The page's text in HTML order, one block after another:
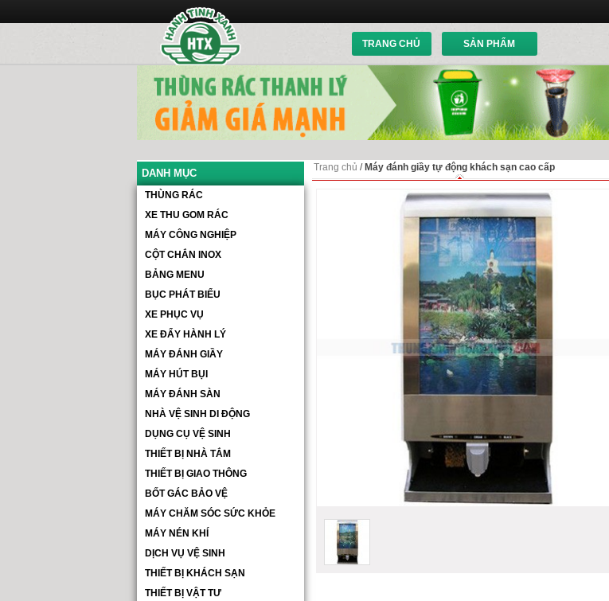
TRANG CHỦ SẢN PHẨM
Trang chủ / Máy đánh giầy tự động khách sạn cao cấp
DANH MỤC
THÙNG RÁC
XE THU GOM RÁC
MÁY CÔNG NGHIỆP
CỘT CHẮN INOX
BẢNG MENU
BỤC PHÁT BIỂU
XE PHỤC VỤ
XE ĐẨY HÀNH LÝ
MÁY ĐÁNH GIẦY
MÁY HÚT BỤI
MÁY ĐÁNH SÀN
NHÀ VỆ SINH DI ĐỘNG
DỤNG CỤ VỆ SINH
THIẾT BỊ NHÀ TẮM
THIẾT BỊ GIAO THÔNG
BỐT GÁC BẢO VỆ
MÁY CHĂM SÓC SỨC KHỎE
MÁY NÉN KHÍ
DỊCH VỤ VỆ SINH
THIẾT BỊ KHÁCH SẠN
THIẾT BỊ VẬT TƯ